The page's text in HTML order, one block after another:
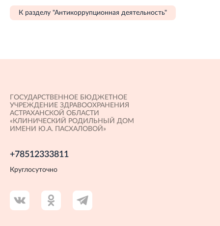
К разделу "Антикоррупционная деятельность"
ГОСУДАРСТВЕННОЕ БЮДЖЕТНОЕ
УЧРЕЖДЕНИЕ ЗДРАВООХРАНЕНИЯ
АСТРАХАНСКОЙ ОБЛАСТИ
«КЛИНИЧЕСКИЙ РОДИЛЬНЫЙ ДОМ
ИМЕНИ Ю.А. ПАСХАЛОВОЙ»
+78512333811
Круглосуточно